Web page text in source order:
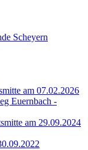
Scheyern
am 07.02.2026
Euernbach -
am 29.09.2024